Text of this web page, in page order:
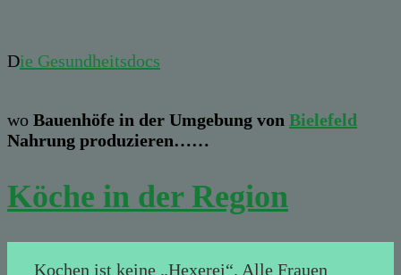
Die Gesundheitsdocs
wo Bauenhöfe in der Umgebung von Bielefeld
Nahrung produzieren……
Köche in der Region
Kochen ist keine „Hexerei“. Alle Frauen